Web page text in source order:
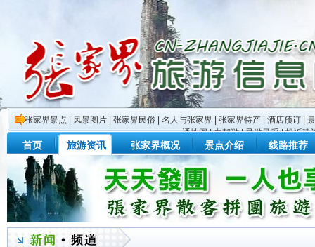
张家界景点 风景图片 张家界民俗 名人与张家界 张家界特产 酒店预订
通地图|自驾游|导游风采|投诉建
首页 旅游资讯 张家界概况 景点介绍 线路推荐